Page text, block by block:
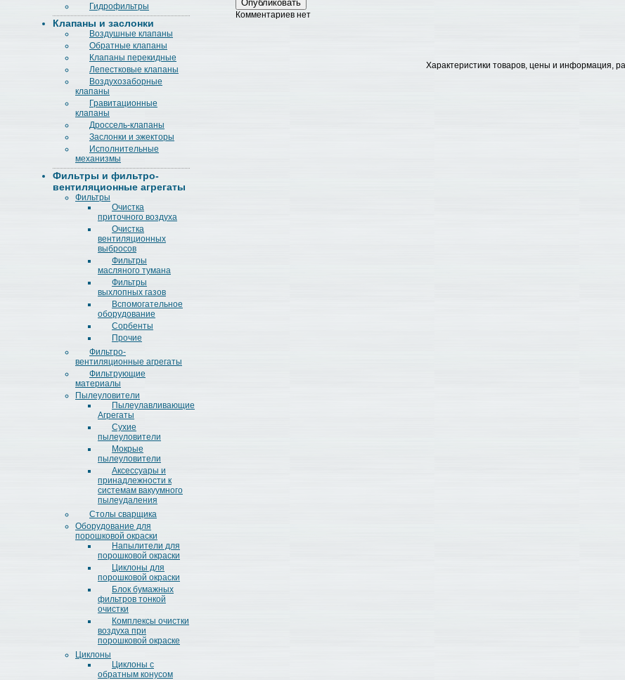
Гидрофильтры
Клапаны и заслонки
Воздушные клапаны
Обратные клапаны
Клапаны перекидные
Лепестковые клапаны
Воздухозаборные
клапаны
Гравитационные
клапаны
Дроссель-клапаны
Заслонки и эжекторы
Исполнительные
механизмы
Фильтры и фильтро-
вентиляционные агрегаты
Фильтры
Очистка
приточного воздуха
Очистка
вентиляционных
выбросов
Фильтры
масляного тумана
Фильтры
выхлопных газов
Вспомогательное
оборудование
Сорбенты
Прочие
Фильтро-
вентиляционные агрегаты
Фильтрующие
материалы
Пылеуловители
Пылеулавливающие
Агрегаты
Сухие
пылеуловители
Мокрые
пылеуловители
Аксессуары и
принадлежности к
системам вакуумного
пылеудаления
Столы сварщика
Оборудование для
порошковой окраски
Напылители для
порошковой окраски
Циклоны для
порошковой окраски
Блок бумажных
фильтров тонкой
очистки
Комплексы очистки
воздуха при
порошковой окраске
Циклоны
Циклоны с
обратным конусом
Комментариев нет
Характеристики товаров, цены и информация,